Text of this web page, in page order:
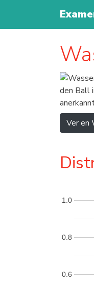
den Ball
Ver en
0.6
0.8
1.0